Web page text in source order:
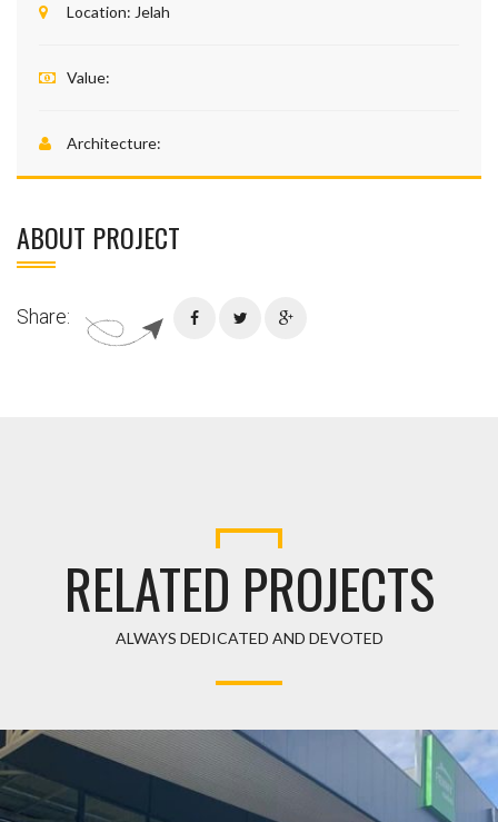
Location: Jelah
Value:
Architecture:
ABOUT PROJECT
Share:
RELATED PROJECTS
ALWAYS DEDICATED AND DEVOTED